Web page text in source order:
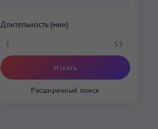
Длительность (мин)
1
53
Расширенный поиск